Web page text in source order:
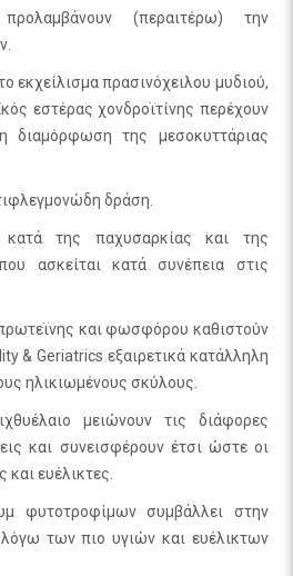
(περαιτέρω) την
εκχείλισμα πρασινόχειλου μυδιού,
εστέρας χονδροϊτίνης περέχουν
διαμόρφωση της μεσοκυττάριας
δράση.
της παχυσαρκίας και της
ασκείται κατά συνέπεια στις
και φωσφόρου καθιστούν
& Geriatrics εξαιρετικά κατάλληλη
ηλικιωμένους σκύλους.
μειώνουν τις διάφορες
και συνεισφέρουν έτσι ώστε οι
και ευέλικτες.
φυτοτροφίμων συμβάλλει στην
λόγω των πιο υγιών και ευέλικτων